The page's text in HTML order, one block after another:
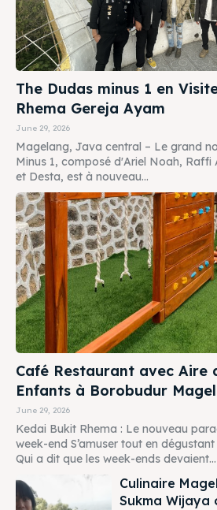
The Dudas minus 1 en
Rhema Gereja Ayam
June 29, 2026
Magelang, Java central – Le grand
Minus 1, composé d'Ariel Noah, Raffi
et Desta, est à nouveau...
Café Restaurant avec Aire
Enfants à Borobudur
June 29, 2026
Kedai Bukit Rhema : Le nouveau
week-end S’amuser tout en
Qui a dit que les week-ends devaient...
Culinaire
Sukma Wijaya